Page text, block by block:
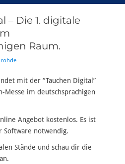
– Die 1. digitale
Raum.
mit der “Tauchen Digital”
Messe im deutschsprachigen
Angebot kostenlos. Es ist
Software notwendig.
Stände und schau dir die